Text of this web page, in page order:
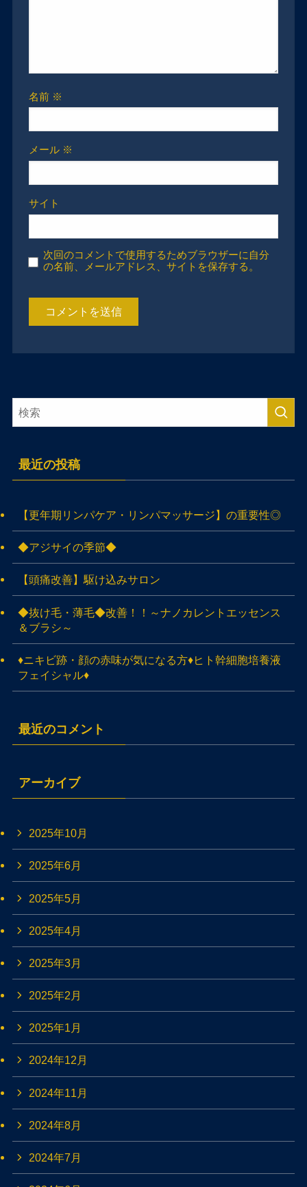
名前 ※
メール ※
サイト
次回のコメントで使用するためブラウザーに自分
の名前、メールアドレス、サイトを保存する。
最近の投稿
【更年期リンパケア・リンパマッサージ】の重要性◎
◆アジサイの季節◆
【頭痛改善】駆け込みサロン
◆抜け毛・薄毛◆改善！！～ナノカレントエッセンス
＆ブラシ～
♦ニキビ跡・顔の赤味が気になる方♦ヒト幹細胞培養液
フェイシャル♦
最近のコメント
アーカイブ
2025年10月
2025年6月
2025年5月
2025年4月
2025年3月
2025年2月
2025年1月
2024年12月
2024年11月
2024年8月
2024年7月